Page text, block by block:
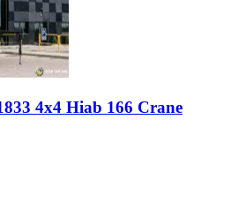
4x4 Hiab 166 Crane